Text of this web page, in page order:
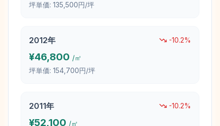
坪単価: 135,500円/坪
2012年 -10.2%
¥46,800 /㎡
坪単価: 154,700円/坪
2011年 -10.2%
¥52,100 /㎡